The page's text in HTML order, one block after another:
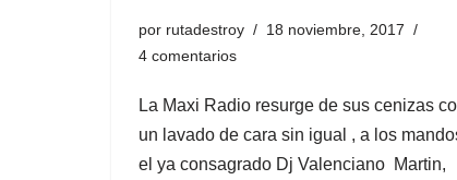
por rutadestroy
18 noviembre, 2017
4 comentarios
La Maxi Radio resurge de sus cenizas
un lavado de cara sin igual , a los
el ya consagrado Dj Valenciano Martin,